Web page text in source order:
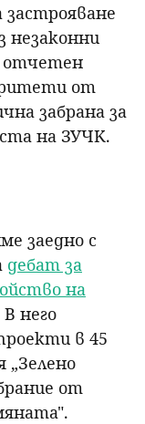
застрояване
незаконни
отчетен
от
забрана за
на ЗУЧК.
заедно с
дебат за
на
В него
в 45
„Зелено
от